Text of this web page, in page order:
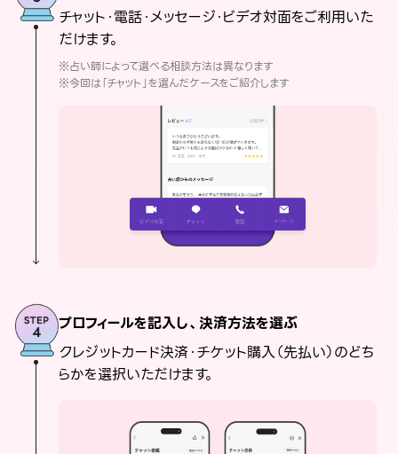
チャット・電話・メッセージ・ビデオ対面をご利用いた
だけます。
※占い師によって選べる相談方法は異なります
※今回は「チャット」を選んだケースをご紹介します
プロフィールを記入し、決済方法を選ぶ
クレジットカード決済・チケット購入（先払い）のどち
らかを選択いただけます。